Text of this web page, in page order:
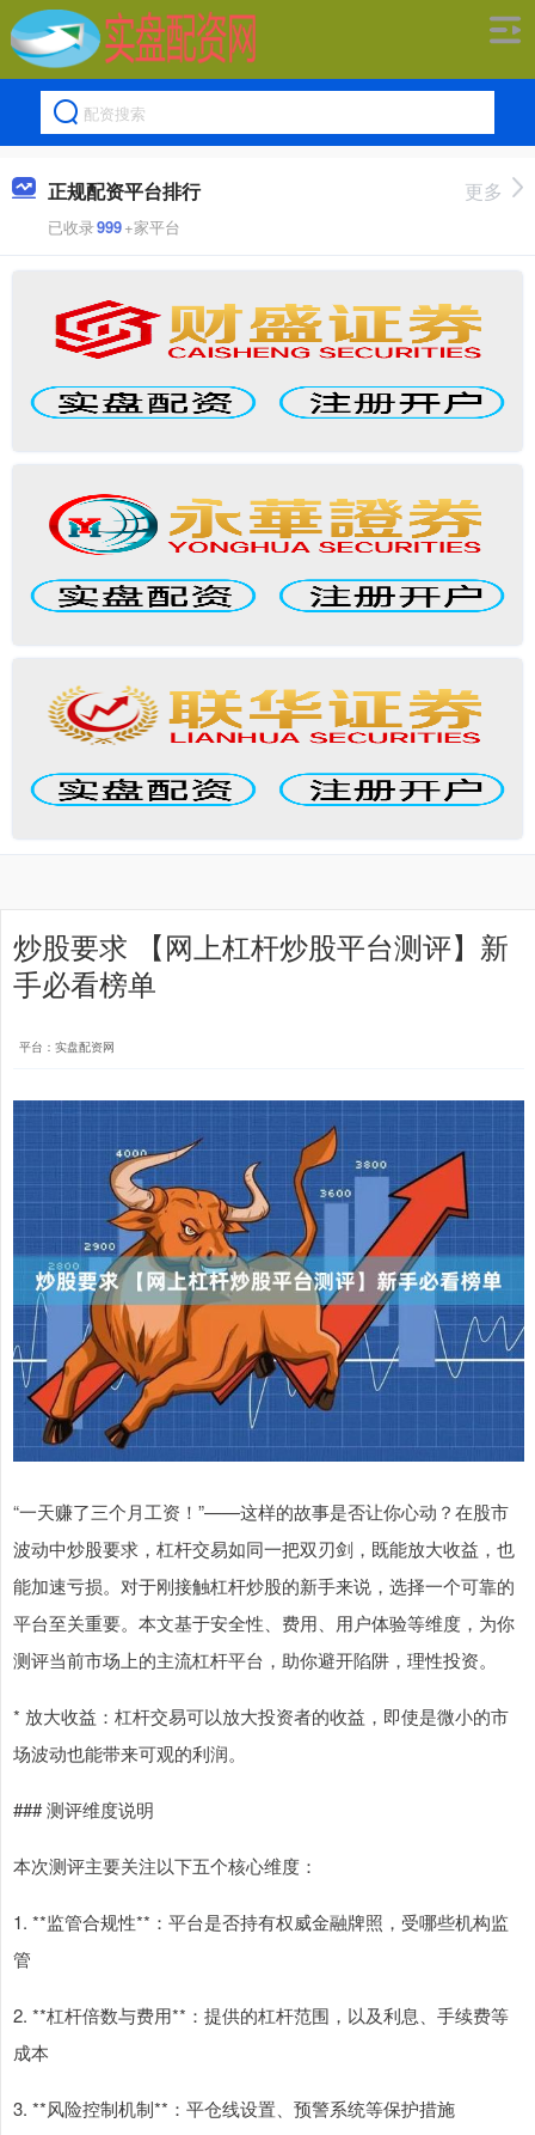
正规配资平台排行
已收录999+家平台
更多
炒股要求 【网上杠杆炒股平台测评】新
手必看榜单
平台：实盘配资网
“一天赚了三个月工资！”——这样的故事是否让你心动？在股市
波动中炒股要求，杠杆交易如同一把双刃剑，既能放大收益，也
能加速亏损。对于刚接触杠杆炒股的新手来说，选择一个可靠的
平台至关重要。本文基于安全性、费用、用户体验等维度，为你
测评当前市场上的主流杠杆平台，助你避开陷阱，理性投资。
* 放大收益：杠杆交易可以放大投资者的收益，即使是微小的市
场波动也能带来可观的利润。
### 测评维度说明
本次测评主要关注以下五个核心维度：
1. **监管合规性**：平台是否持有权威金融牌照，受哪些机构监
管
2. **杠杆倍数与费用**：提供的杠杆范围，以及利息、手续费等
成本
3. **风险控制机制**：平仓线设置、预警系统等保护措施